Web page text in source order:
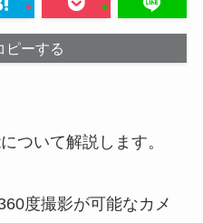
ピーする
ついて解説します。
度撮影が可能なカメ